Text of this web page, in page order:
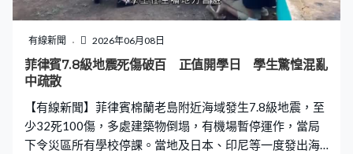
有線新聞 2026年06月08日
菲律賓7.8級地震死傷破百 正值開學日 學生驚惶混亂
中疏散
【有線新聞】菲律賓棉蘭老島附近海域發生7.8級地震，至
少32死100傷，多處建築物倒塌，有機場暫停運作，當局
下令災區所有學校停課。當地及日本、印尼等一度發出海